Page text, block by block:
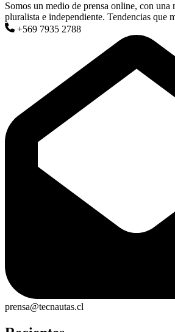
Somos un medio de prensa online, con una
pluralista e independiente. Tendencias que
+569 7935 2788
prensa@tecnautas.cl